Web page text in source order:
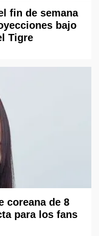
fin de semana
bajo
Tigre
coreana de 8
para los fans